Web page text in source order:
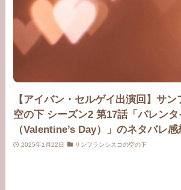
【アイバン・セルゲイ出演回】サ
空の下 シーズン2 第17話「バレン
（Valentine’s Day）」のネタバレ感
2025年1月22日 サンフランシスコの空の下